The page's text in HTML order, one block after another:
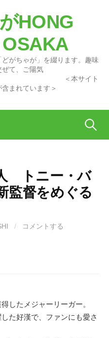
HONG
がちゃが」を綴ります。趣味
て、ご陽気
サイト
まれています＞
検
トニー・バ
監督をめぐる
/ コメントする
したメジャーリーガー。
た好漢で、ファンにも愛さ